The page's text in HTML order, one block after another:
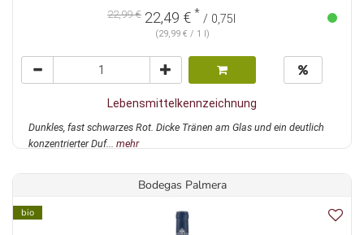
22,99 € 22,49 € * / 0,75l
(29,99 € / 1 l)
Lebensmittelkennzeichnung
Dunkles, fast schwarzes Rot. Dicke Tränen am Glas und ein deutlich
konzentrierter Duf... mehr
Bodegas Palmera
bio